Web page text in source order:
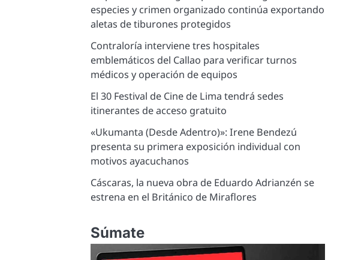
especies y crimen organizado continúa exportando
aletas de tiburones protegidos
Contraloría interviene tres hospitales
emblemáticos del Callao para verificar turnos
médicos y operación de equipos
El 30 Festival de Cine de Lima tendrá sedes
itinerantes de acceso gratuito
«Ukumanta (Desde Adentro)»: Irene Bendezú
presenta su primera exposición individual con
motivos ayacuchanos
Cáscaras, la nueva obra de Eduardo Adrianzén se
estrena en el Británico de Miraflores
Súmate